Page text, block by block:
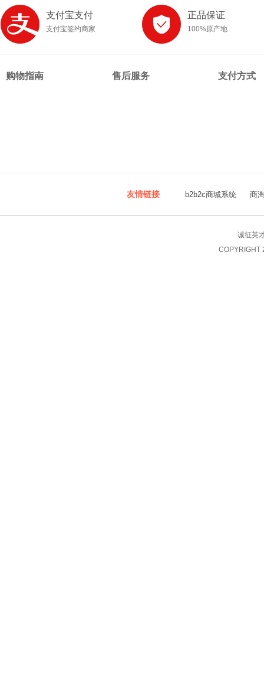
支付宝支付
支付宝签约商家
正品保证
100%原产地
购物指南 售后服务 支付方式
友情链接 b2b2c商城系统 商
诚征英
COPYRIGHT